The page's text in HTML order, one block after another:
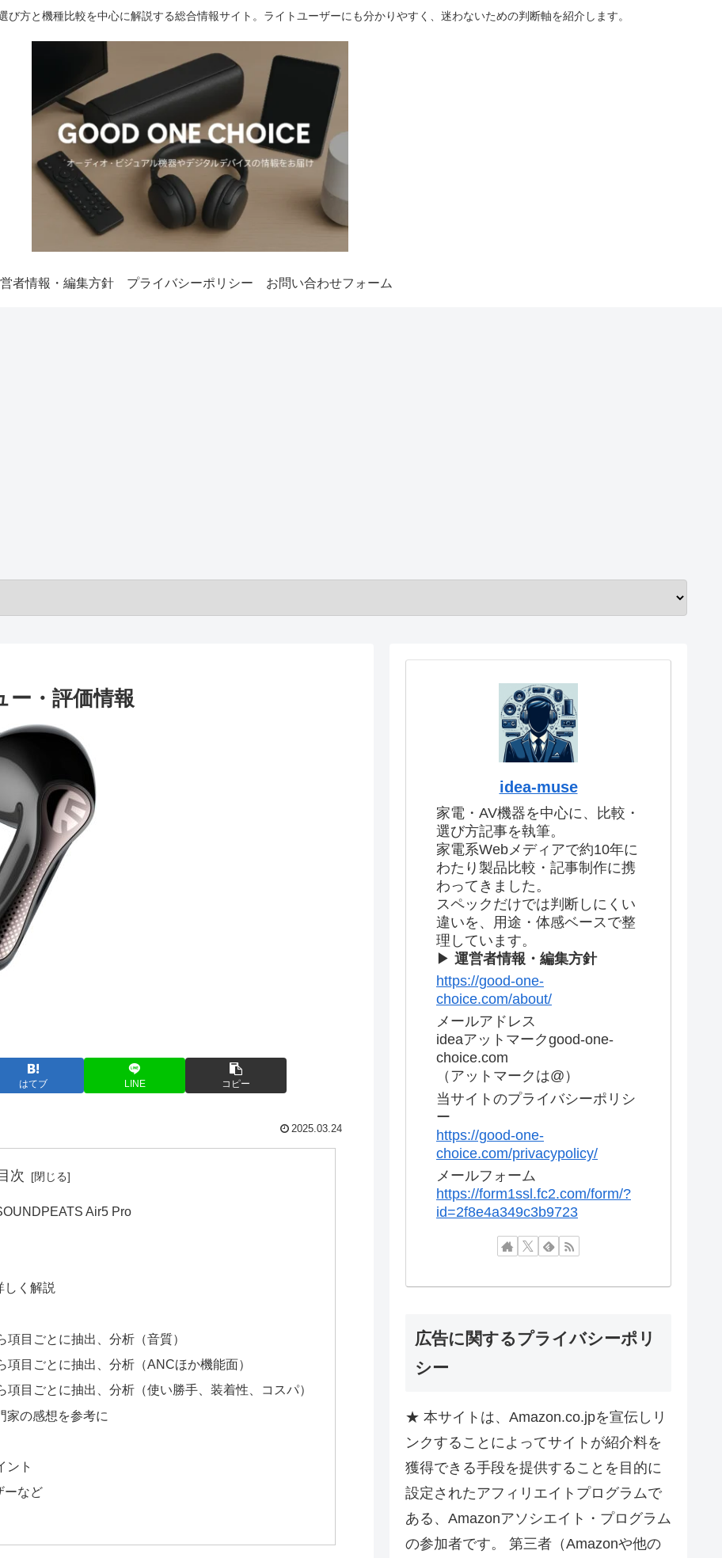
び方と機種比較を中心に解説する総合情報サイト。ライトユーザーにも分かりやすく、迷わないための判断軸を紹介します。
者情報・編集方針 プライバシーポリシー お問い合わせフォーム
ー・評価情報
はてブ LINE コピー
2025.03.24
次
Air5 Pro
しく解説
目ごとに抽出、分析（音質）
目ごとに抽出、分析（ANCほか機能面）
目ごとに抽出、分析（使い勝手、装着性、コスパ）
家の感想を参考に
ント
ーなど
idea-muse
家電・AV機器を中心に、比較・
選び方記事を執筆。
家電系Webメディアで約10年に
わたり製品比較・記事制作に携
わってきました。
スペックだけでは判断しにくい
違いを、用途・体感ベースで整
理しています。
▶ 運営者情報・編集方針
https://good-one-
choice.com/about/
メールアドレス
ideaアットマークgood-one-
choice.com
（アットマークは@）
当サイトのプライバシーポリシ
ー
https://good-one-
choice.com/privacypolicy/
メールフォーム
https://form1ssl.fc2.com/form/?
id=2f8e4a349c3b9723
広告に関するプライバシーポリ
シー
★ 本サイトは、Amazon.co.jpを宣伝しリ
ンクすることによってサイトが紹介料を
獲得できる手段を提供することを目的に
設定されたアフィリエイトプログラムで
ある、Amazonアソシエイト・プログラム
の参加者です。 第三者（Amazonや他の